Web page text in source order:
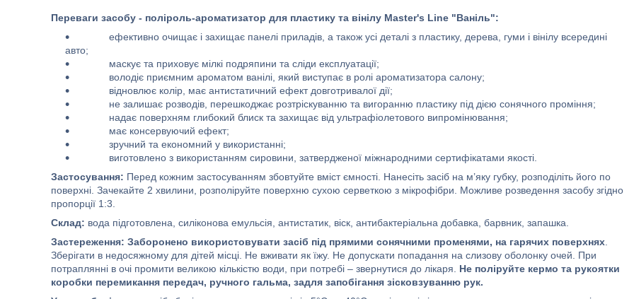
Переваги засобу - поліроль-ароматизатор для пластику та вінілу Master's Line "Ваніль":
ефективно очищає і захищає панелі приладів, а також усі деталі з пластику, дерева, гуми і вінілу всередині
авто;
маскує та приховує мілкі подряпини та сліди експлуатації;
володіє приємним ароматом ванілі, який виступає в ролі ароматизатора салону;
відновлює колір, має антистатичний ефект довготривалої дії;
не залишає розводів, перешкоджає розтріскуванню та вигоранню пластику під дією сонячного проміння;
надає поверхням глибокий блиск та захищає від ультрафіолетового випромінювання;
має консервуючий ефект;
зручний та економний у використанні;
виготовлено з використанням сировини, затвердженої міжнародними сертифікатами якості.
Застосування: Перед кожним застосуванням збовтуйте вміст ємності. Нанесіть засіб на м’яку губку, розподіліть його по
поверхні. Зачекайте 2 хвилини, розполіруйте поверхню сухою серветкою з мікрофібри. Можливе розведення засобу згідно
пропорції 1:3.
Склад: вода підготовлена, силіконова емульсія, антистатик, віск, антибактеріальна добавка, барвник, запашка.
Застереження: Заборонено використовувати засіб під прямими сонячними променями, на гарячих поверхнях
Зберігати в недосяжному для дітей місці. Не вживати як їжу. Не допускати попадання на слизову оболонку очей. При
потраплянні в очі промити великою кількістю води, при потребі – звернутися до лікаря. Не поліруйте кермо та рукоятки
коробки перемикання передач, ручного гальма, задля запобігання зісковзуванню рук.